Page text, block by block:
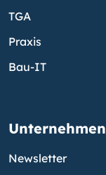
TGA
Praxis
Bau-IT
Unternehmen
Newsletter